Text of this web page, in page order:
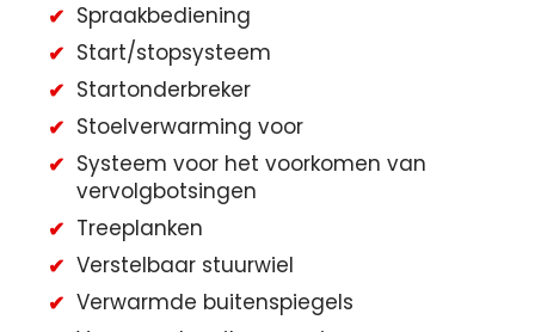
Spraakbediening
Start/stopsysteem
Startonderbreker
Stoelverwarming voor
Systeem voor het voorkomen van
vervolgbotsingen
Treeplanken
Verstelbaar stuurwiel
Verwarmde buitenspiegels